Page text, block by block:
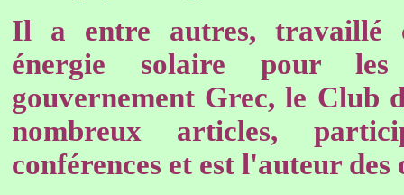
Il a entre autres, travaillé
énergie solaire pour
gouvernement Grec, le Club
nombreux articles,
conférences et est l'auteur